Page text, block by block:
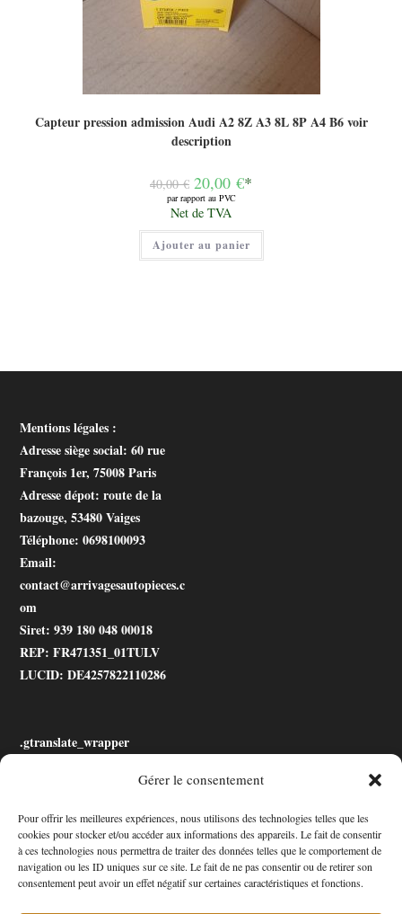
Gérer le consentement
Pour offrir les meilleures expériences, nous utilisons des technologies telles que les
cookies pour stocker et/ou accéder aux informations des appareils. Le fait de consentir
à ces technologies nous permettra de traiter des données telles que le comportement de
navigation ou les ID uniques sur ce site. Le fait de ne pas consentir ou de retirer son
consentement peut avoir un effet négatif sur certaines caractéristiques et fonctions.
Capteur pression admission Audi A2 8Z A3 8L 8P A4 B6 voir
description
40,00€ Le
prix
initial
était :
40,00 €.
20,00 €*
par rapport au PVC
Le
prix
actuel
est :
20,00 €.
Net de TVA
Ajouter au panier
Mentions légales :
Adresse siège social: 60 rue
François 1er, 75008 Paris
Adresse dépot: route de la
bazouge, 53480 Vaiges
Téléphone: 0698100093
Email:
contact@arrivagesautopieces.c
om
Siret: 939 180 048 00018
REP: FR471351_01TULV
LUCID: DE4257822110286
.gtranslate_wrapper
Mon Compte
Contact